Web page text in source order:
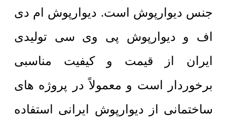
جنس دیوارپوش است. دیوارپوش ام دی
اف و دیوارپوش پی وی سی تولیدی
ایران از قیمت و کیفیت مناسبی
برخوردار است و معمولاً در پروژه های
ساختمانی از دیوارپوش ایرانی استفاده